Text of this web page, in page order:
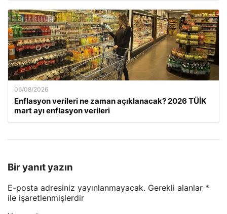
06/08/2026
Enflasyon verileri ne zaman açıklanacak? 2026 TÜİK
mart ayı enflasyon verileri
Bir yanıt yazın
E-posta adresiniz yayınlanmayacak. Gerekli alanlar *
ile işaretlenmişlerdir